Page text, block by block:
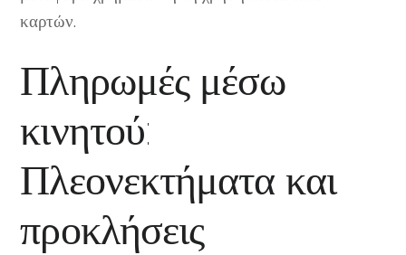
καρτών.
Πληρωμές μέσω
κινητού:
Πλεονεκτήματα και
προκλήσεις